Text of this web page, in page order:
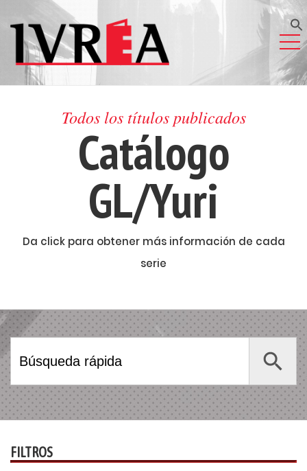
Todos los títulos publicados
Catálogo
GL/Yuri
Da click para obtener más información de cada
serie
Search
for:
Search Button
FILTROS